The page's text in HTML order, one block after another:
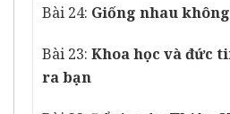
Bài 24: Giống nhau
Bài 23: Khoa học và đức
ra bạn